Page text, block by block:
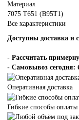
Материал
7075 Т651 (В95Т1)
Все характеристики
Доступны доставка и
- Рассчитать
- Самовывоз сегодня:
Оперативная доставка
Гибкие способы оплаты